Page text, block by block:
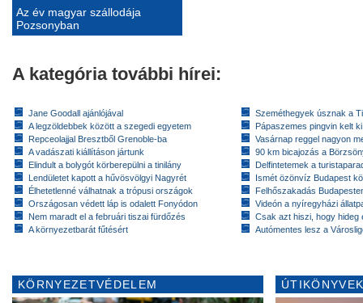
Az év magyar szállodája
Pozsonyban
A kategória további hírei:
Jane Goodall ajánlójával
A legzöldebbek között a szegedi egyetem
Repceolajjal Bresztből Grenoble-ba
A vadászati kiállításon jártunk
Elindult a bolygót körberepülni a tinilány
Lendületet kapott a hűvösvölgyi Nagyrét
Élhetetlenné válhatnak a trópusi országok
Országosan védett láp is odalett Fonyódon
Nem maradt el a februári tiszai fürdőzés
A környezetbarát fűtésért
Szeméthegyek úsznak a
Pápaszemes pingvin kelt
Vasárnap reggel nagyon
90 km bicajozás a
Delfintetemek a
Ismét özönvíz Budapest
Felhőszakadás
Videón a nyíregyházi
Csak azt hiszi, hogy hideg
Autómentes lesz a
KÖRNYEZETVÉDELEM